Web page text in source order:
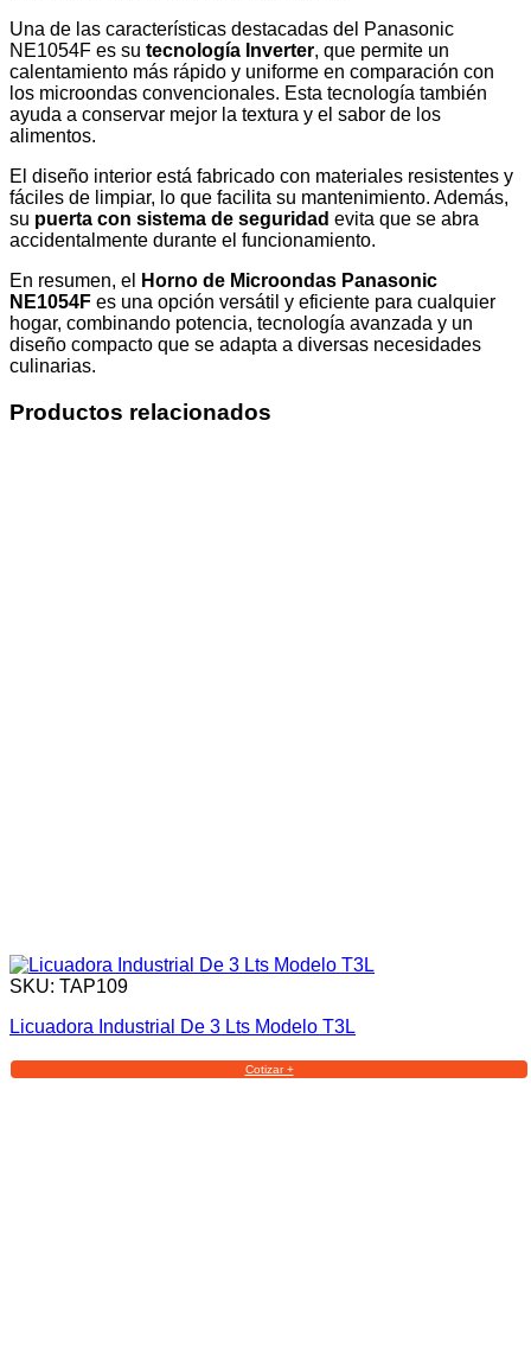
Una de las características destacadas del Panasonic
NE1054F es su tecnología Inverter, que permite un
calentamiento más rápido y uniforme en comparación con
los microondas convencionales. Esta tecnología también
ayuda a conservar mejor la textura y el sabor de los
alimentos.
El diseño interior está fabricado con materiales resistentes y
fáciles de limpiar, lo que facilita su mantenimiento. Además,
su puerta con sistema de seguridad evita que se abra
accidentalmente durante el funcionamiento.
En resumen, el
Horno de Microondas Panasonic
NE1054F es una opción versátil y eficiente para cualquier
hogar, combinando potencia, tecnología avanzada y un
diseño compacto que se adapta a diversas necesidades
culinarias.
Productos relacionados
SKU: TAP109
Licuadora Industrial De 3 Lts Modelo T3L
Cotizar +